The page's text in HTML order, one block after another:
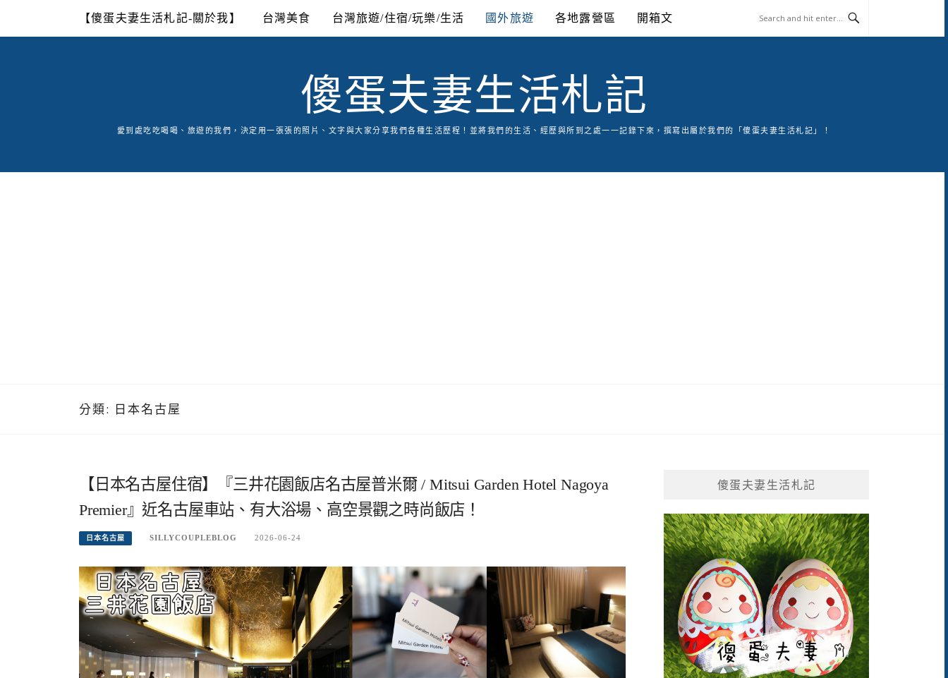
content
【傻蛋夫妻生活札記-關於我】 台灣美食 台灣旅遊/住宿/玩樂/生活 國外旅遊 各地露營區 開箱文
傻蛋夫妻生活札記
愛到處吃吃喝喝、旅遊的我們，決定用一張張的照片、文字與大家分享我們各種生活歷程！並將我們的生活、經歷與所到之處一一記錄下來，撰寫出屬於我們的「傻蛋夫妻生活札記」！
分類: 日本名古屋
【日本名古屋住宿】『三井花園飯店名古屋普米爾 / Mitsui Garden Hotel Nagoya
Premier』近名古屋車站、有大浴場、高空景觀之時尚飯店！
日本名古屋 SILLYCOUPLEBLOG 2026-06-24
傻蛋夫妻生活札記